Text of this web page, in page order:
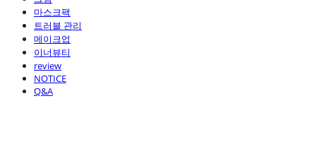
마스크팩
트러블 관리
메이크업
이너뷰티
review
NOTICE
Q&A